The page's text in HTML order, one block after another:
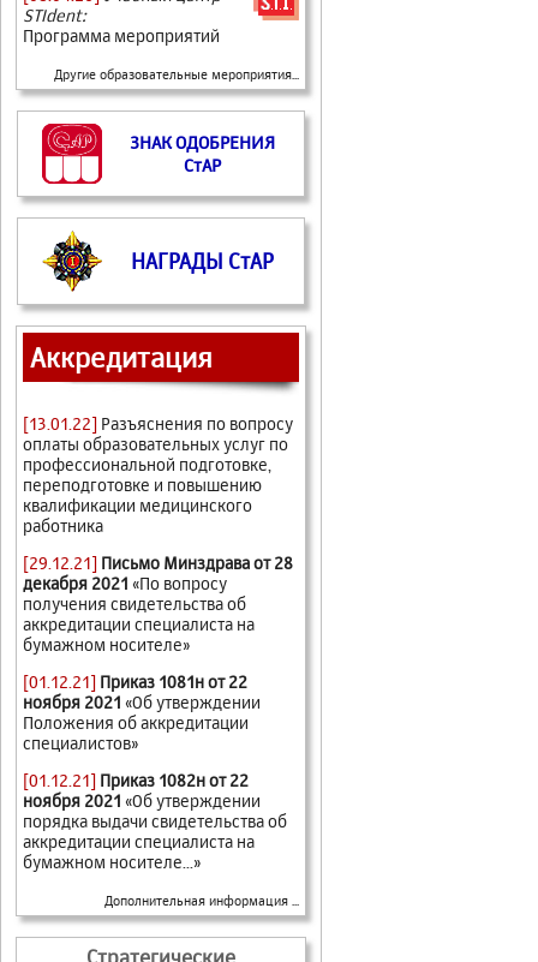
STIdent:
Программа мероприятий
Другие образовательные мероприятия...
ЗНАК ОДОБРЕНИЯ
СтАР
НАГРАДЫ СтАР
Аккредитация
[13.01.22] Разъяснения по вопросу
оплаты образовательных услуг по
профессиональной подготовке,
переподготовке и повышению
квалификации медицинского
работника
[29.12.21] Письмо Минздрава от 28
декабря 2021 «По вопросу
получения свидетельства об
аккредитации специалиста на
бумажном носителе»
[01.12.21] Приказ 1081н от 22
ноября 2021 «Об утверждении
Положения об аккредитации
специалистов»
[01.12.21] Приказ 1082н от 22
ноября 2021 «Об утверждении
порядка выдачи свидетельства об
аккредитации специалиста на
бумажном носителе...»
Дополнительная информация ...